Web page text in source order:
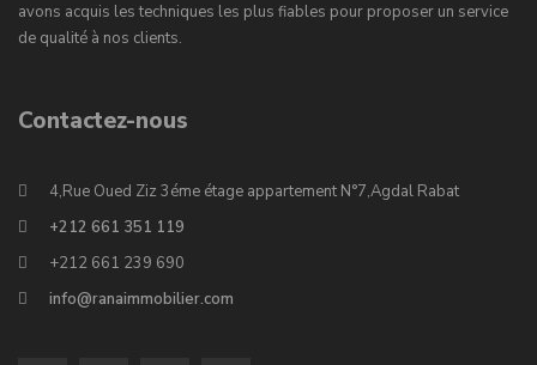
avons acquis les techniques les plus fiables pour proposer un service
de qualité à nos clients.
Contactez-nous
4,Rue Oued Ziz 3éme étage appartement N°7,Agdal Rabat
+212 661 351 119
+212 661 239 690
info@ranaimmobilier.com